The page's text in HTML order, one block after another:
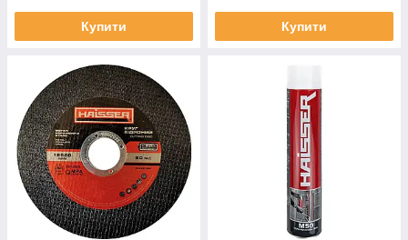
Купити Купити